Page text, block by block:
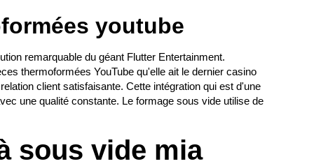
youtube
remarquable du géant Flutter Entertainment.
thermoformées YouTube qu'elle ait le dernier casino
client satisfaisante. Cette intégration qui est d'une
une qualité constante. Le formage sous vide utilise de
sous vide mia